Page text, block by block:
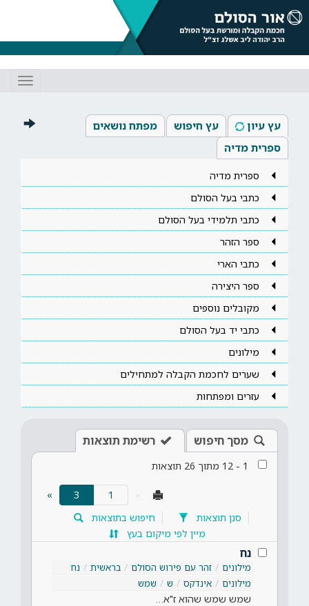
עץ עיון עץ חיפוש
מפתח נושאים
ספרית מדיה
ספרית מדיה
כתבי בעל הסולם
כתבי תלמידי בעל הסולם
ספר הזהר
כתבי הארי
ספר היצירה
מקובלים נוספים
כתבי יד בעל הסולם
מילונים
שערים לחכמת הקבלה למתחילים
עזרים ומפתחות
מסך חיפוש רשימת תוצאות
1
-
12 מתוך 26 תוצאות
3
(current)
»
סנן תוצאות
חיפוש בתוצאות
מיין לפי מיקום בעץ
נח
מילונים זהר עם פירוש הסולם בראשית
נח
מילונים
אינדקס ש שמש
שמש שמש שהוא ז"א…